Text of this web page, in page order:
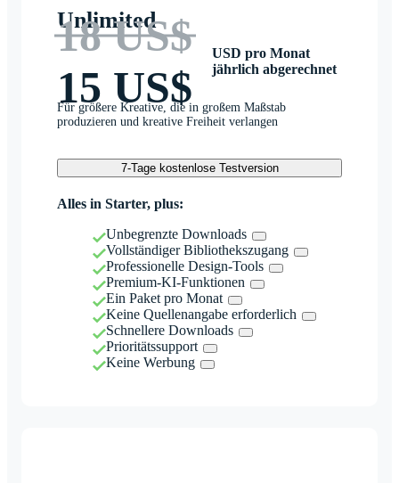
Unlimited
18 US$
15 US$
USD pro Monat
jährlich abgerechnet
Für größere Kreative, die in großem Maßstab
produzieren und kreative Freiheit verlangen
7-Tage kostenlose Testversion
Alles in Starter, plus:
Unbegrenzte Downloads
Vollständiger Bibliothekszugang
Professionelle Design-Tools
Premium-KI-Funktionen
Ein Paket pro Monat
Keine Quellenangabe erforderlich
Schnellere Downloads
Prioritätssupport
Keine Werbung